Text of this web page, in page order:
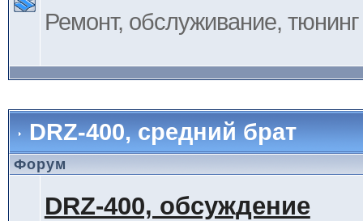
Ремонт, обслуживание, тюнинг
DRZ-400, средний брат
Форум
DRZ-400, обсуждение